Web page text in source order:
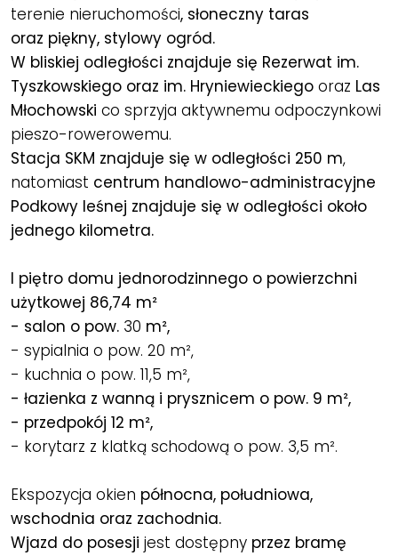
terenie nieruchomości, słoneczny taras
oraz piękny, stylowy ogród.
W bliskiej odległości znajduje się Rezerwat im.
Tyszkowskiego oraz im. Hryniewieckiego oraz Las
Młochowski co sprzyja aktywnemu odpoczynkowi
pieszo-rowerowemu.
Stacja SKM znajduje się w odległości 250 m,
natomiast centrum handlowo-administracyjne
Podkowy leśnej znajduje się w odległości około
jednego kilometra.
I piętro domu jednorodzinnego o powierzchni
użytkowej 86,74 m²
- salon o pow. 30 m²,
- sypialnia o pow. 20 m²,
- kuchnia o pow. 11,5 m²,
- łazienka z wanną i prysznicem o pow. 9 m²,
- przedpokój 12 m²,
- korytarz z klatką schodową o pow. 3,5 m².
Ekspozycja okien północna, południowa,
wschodnia oraz zachodnia.
Wjazd do posesji jest dostępny przez bramę